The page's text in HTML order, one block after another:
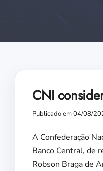
CNI
Publicado em 04/08/
A Confederação
Banco Central, de
Robson Braga de